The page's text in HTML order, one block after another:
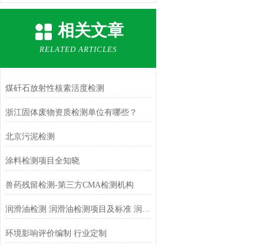
相关文章
RELATED ARTICLES
煤矸石放射性核素活度检测
浙江固体废物资质检测单位有哪些？
北京污泥检测
涂料检测项目全知晓
兽药残留检测-第三方CMA检测机构
润滑油检测 润滑油检测项目及标准 润滑油检测专业机构
环境影响评价编制 行业定制